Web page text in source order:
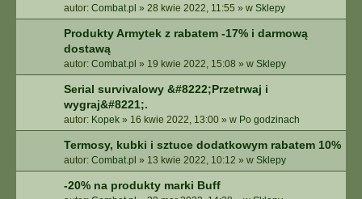
autor: Combat.pl » 28 kwie 2022, 11:55 » w Sklepy
Produkty Armytek z rabatem -17% i darmową
dostawą
autor: Combat.pl » 19 kwie 2022, 15:08 » w Sklepy
Serial survivalowy &#8222;Przetrwaj i
wygraj&#8221;.
autor: Kopek » 16 kwie 2022, 13:00 » w Po godzinach
Termosy, kubki i sztuce dodatkowym rabatem 10%
autor: Combat.pl » 13 kwie 2022, 10:12 » w Sklepy
-20% na produkty marki Buff